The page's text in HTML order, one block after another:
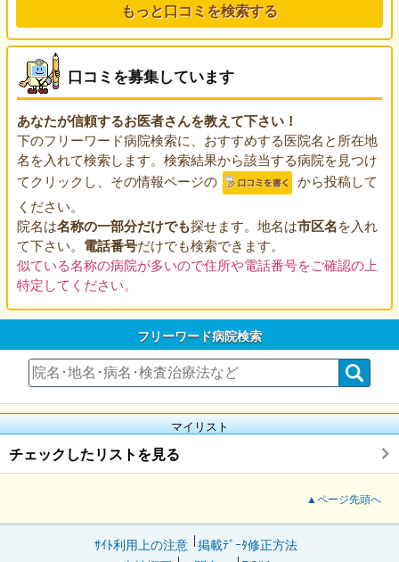
もっと口コミを検索する
口コミを募集しています
あなたが信頼するお医者さんを教えて下さい！
下のフリーワード病院検索に、おすすめする医院名と所在地
名を入れて検索します。検索結果から該当する病院を見つけ
てクリックし、その情報ページの
から投稿して
ください。
院名は名称の一部分だけでも探せます。地名は市区名を入れ
て下さい。 電話番号だけでも検索できます。
似ている名称の病院が多いので住所や電話番号をご確認の上
特定してください。
フリーワード病院検索
マイリスト
チェックしたリストを見る
▲ページ先頭へ
ｻｲﾄ利用上の注意 掲載ﾃﾞｰﾀ修正方法